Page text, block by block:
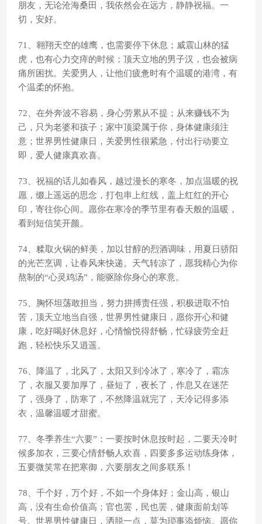
朋友，无论沧海桑田，我依然会在远方，静静祝福。一
切，安好。
71、翱翔天空的雄鹰，也需要停下休息；威震山林的猛
虎，也有心力交瘁的时候；顶天立地的男子汉，也会被病
痛所困扰。关爱男人，让他们疲惫时有个温暖的港湾，有
个温柔的怀抱。
72、在外奔波不容易，身心劳累从不提；从来赚钱不为
己，只为老婆和孩子；家中顶梁属于你，身体健康须注
意；世界男性健康日，关爱男性很紧急，付出行动要立
即，爱人健康真欢喜。
73、祝福的话儿如春风，越过漫长的寒冬，加点温暖的祝
愿，缀上遥远的思念，打包串上红线，盖上红红的开心
印，寄往你心间。愿你在寒冷的季节里有春天般的温暖，
看到短信笑开颜。
74、糅取火锅的鲜美，加以甘醇的烈酒调味，用夏日骄阳
的光芒烹调，让春风来快递。天气转凉了，愿我精心为你
熬制的“心灵鸡汤”，能驱除你身心的寒意。
75、胸怀坦荡敢担当，努力拼搏责任强，积极进取不怕
苦，顶天立地当自强，世界男性健康日，愿你开心和健
康，吃好喝好休息好，心情愉悦得舒畅，忙碌疲劳全赶
跑，轻松快乐又逍遥。
76、降温了，北风了，太阳又到冷冰了，寒冷了，霜冻
了，衣服又要加厚了，昼短了，夜长了，作息又在迷茫
了，强身了，防寒了，不然降温就完了，天冷记得多添
衣，温馨温暖才甜蜜。
77、冬季养生“六要”：一要按时休息按时起，二要天冷时
候多加衣，三要心情舒畅人欢喜，四要多多运动练身体，
五要微笑常在把寒御，六要朋友之间多联系！
78、千个好，万个好，不如一个身体好；金山高，银山
高，没有生命价值高；官也罢，民也罢，健康面前划等
号。世界男性健康日，洒脱一点，莫为琐事添烦恼。愿你